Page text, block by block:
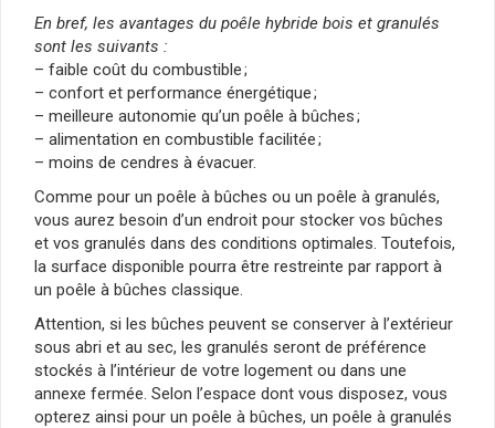
En bref, les avantages du poêle hybride bois et granulés
sont les suivants :
– faible coût du combustible ;
– confort et performance énergétique ;
– meilleure autonomie qu’un poêle à bûches ;
– alimentation en combustible facilitée ;
– moins de cendres à évacuer.
Comme pour un poêle à bûches ou un poêle à granulés,
vous aurez besoin d’un endroit pour stocker vos bûches
et vos granulés dans des conditions optimales. Toutefois,
la surface disponible pourra être restreinte par rapport à
un poêle à bûches classique.
Attention, si les bûches peuvent se conserver à l’extérieur
sous abri et au sec, les granulés seront de préférence
stockés à l’intérieur de votre logement ou dans une
annexe fermée. Selon l’espace dont vous disposez, vous
opterez ainsi pour un poêle à bûches, un poêle à granulés